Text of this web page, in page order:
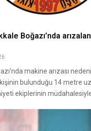
Boğazı’nda
makine arızası
bulunduğu 14 metre
ekiplerinin